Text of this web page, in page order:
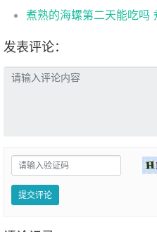
发表评论：
提交评论